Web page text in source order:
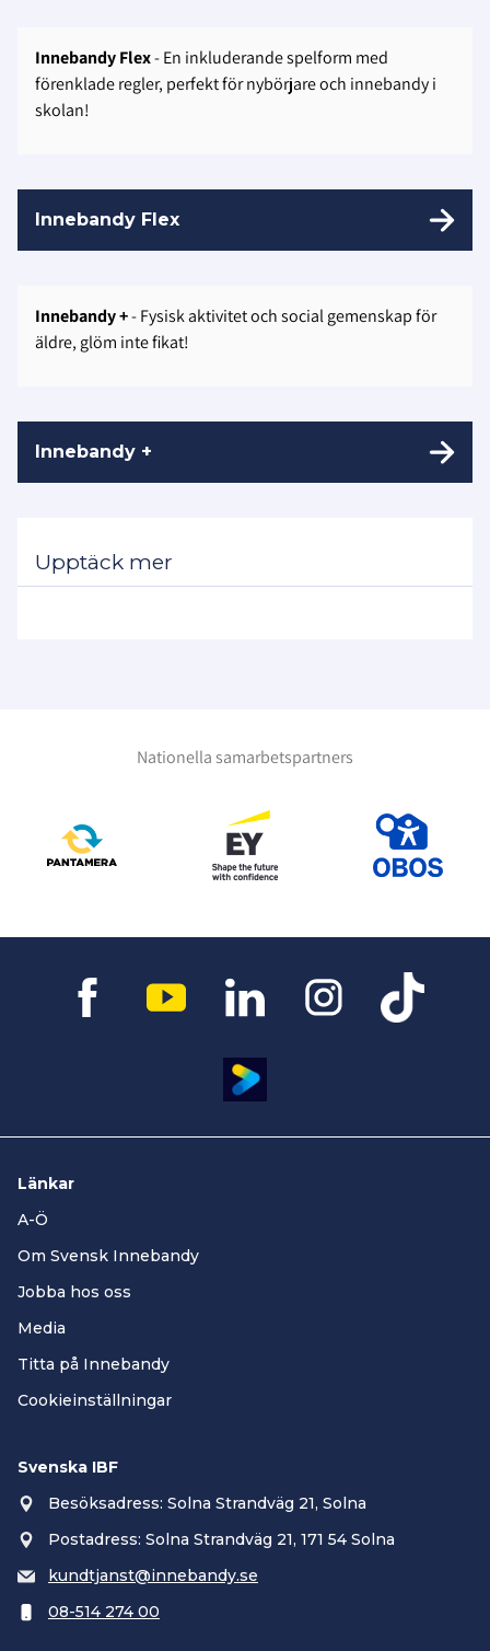
Innebandy Flex- En inkluderande spelform med
förenklade regler, perfekt för nybörjare och innebandy i
skolan!
Innebandy Flex
Innebandy +- Fysisk aktivitet och social gemenskap för
äldre, glöm inte fikat!
Innebandy +
Upptäck mer
Nationella samarbetspartners
Länkar
A-Ö
Om Svensk Innebandy
Jobba hos oss
Media
Titta på Innebandy
Cookieinställningar
Svenska IBF
Besöksadress: Solna Strandväg 21, Solna
Postadress: Solna Strandväg 21, 171 54 Solna
kundtjanst@innebandy.se
08-514 274 00